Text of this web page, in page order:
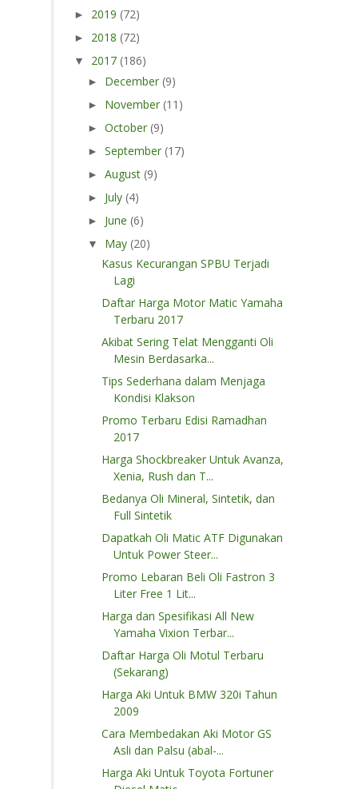
► 2019 (72)
► 2018 (72)
▼ 2017 (186)
► December (9)
► November (11)
► October (9)
► September (17)
► August (9)
► July (4)
► June (6)
▼ May (20)
Kasus Kecurangan SPBU Terjadi
Lagi
Daftar Harga Motor Matic Yamaha
Terbaru 2017
Akibat Sering Telat Mengganti Oli
Mesin Berdasarka...
Tips Sederhana dalam Menjaga
Kondisi Klakson
Promo Terbaru Edisi Ramadhan
2017
Harga Shockbreaker Untuk Avanza,
Xenia, Rush dan T...
Bedanya Oli Mineral, Sintetik, dan
Full Sintetik
Dapatkah Oli Matic ATF Digunakan
Untuk Power Steer...
Promo Lebaran Beli Oli Fastron 3
Liter Free 1 Lit...
Harga dan Spesifikasi All New
Yamaha Vixion Terbar...
Daftar Harga Oli Motul Terbaru
(Sekarang)
Harga Aki Untuk BMW 320i Tahun
2009
Cara Membedakan Aki Motor GS
Asli dan Palsu (abal-...
Harga Aki Untuk Toyota Fortuner